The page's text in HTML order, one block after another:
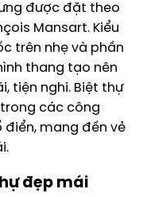
được đặt theo
Mansart. Kiểu
trên nhẹ và phần
thang tạo nên
tiện nghi. Biệt thự
các công
điển, mang đến vẻ
đẹp mái